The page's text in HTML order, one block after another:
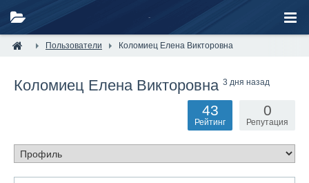
Пользователи Коломиец Елена Викторовна
Коломиец Елена Викторовна 3 дня назад
0
Репутация
43
Рейтинг